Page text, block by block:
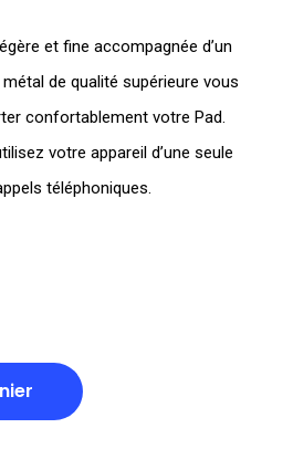
et fine accompagnée d’un
de qualité supérieure vous
confortablement votre Pad.
votre appareil d’une seule
téléphoniques.